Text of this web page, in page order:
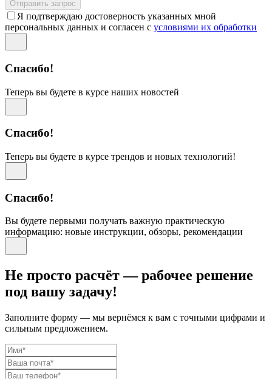
Отправить запрос
Я подтверждаю достоверность указанных мной
персональных данных и согласен с условиями их обработки
Спасибо!
Теперь вы будете в курсе наших новостей
Спасибо!
Теперь вы будете в курсе трендов и новых технологий!
Спасибо!
Вы будете первыми получать важную практическую
информацию: новые инструкции, обзоры, рекомендации
Не просто расчёт — рабочее решение
под вашу задачу!
Заполните форму — мы вернёмся к вам с точными цифрами и
сильным предложением.